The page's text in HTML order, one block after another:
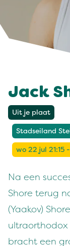
Jack
Uit je plaat
Stadseiland
wo 22 jul 21:15
Na een
Shore terug
(Yaakov)
ultraorthodox
bracht een